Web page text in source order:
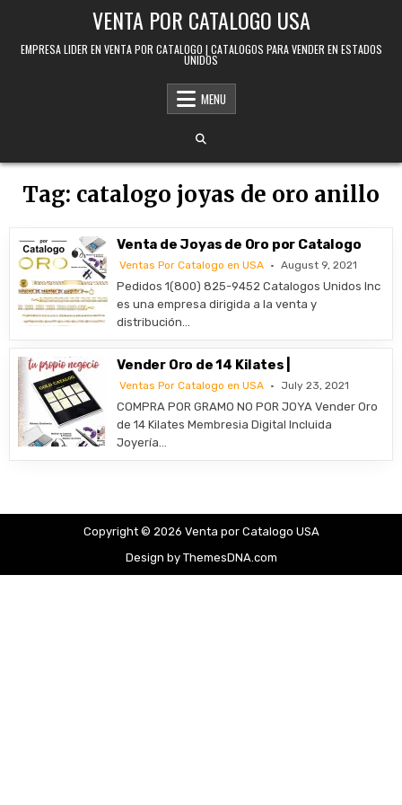
VENTA POR CATALOGO USA
EMPRESA LIDER EN VENTA POR CATALOGO | CATALOGOS PARA VENDER EN ESTADOS
UNIDOS
MENU
Tag: catalogo joyas de oro anillo
Venta de Joyas de Oro por Catalogo
Ventas Por Catalogo en USA August 9, 2021
Pedidos 1(800) 825-9452 Catalogos Unidos Inc
es una empresa dirigida a la venta y
distribución…
Vender Oro de 14 Kilates |
Ventas Por Catalogo en USA July 23, 2021
COMPRA POR GRAMO NO POR JOYA Vender Oro
de 14 Kilates Membresia Digital Incluida
Joyería…
Copyright © 2026 Venta por Catalogo USA
Design by ThemesDNA.com